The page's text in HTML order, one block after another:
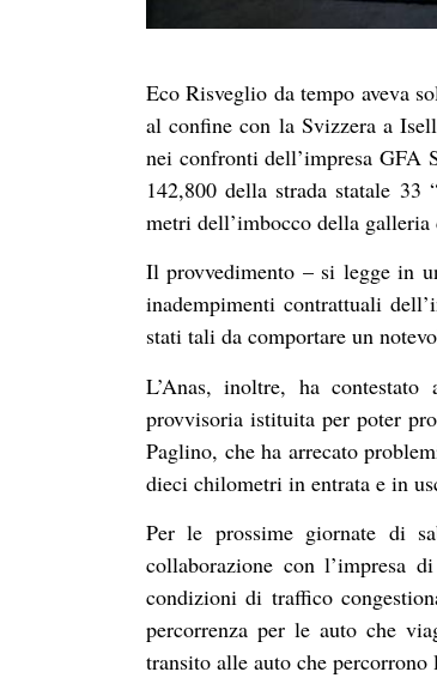
Eco Risveglio da tempo aveva
al confine con la Svizzera a
nei confronti dell’impresa
142,800 della strada statale 33
metri dell’imbocco della galleria
Il provvedimento – si legge in
inadempimenti contrattuali
stati tali da comportare un
L’Anas, inoltre, ha
provvisoria istituita per poter
Paglino, che ha arrecato
dieci chilometri in entrata e in
Per le prossime giornate di
collaborazione con l’impresa
condizioni di traffico
percorrenza per le auto che
transito alle auto che percorrono